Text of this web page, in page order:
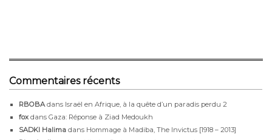
Commentaires récents
RBOBA dans Israël en Afrique, à la quête d’un paradis perdu 2
fox dans Gaza: Réponse à Ziad Medoukh
SADKI Halima dans Hommage à Madiba, The Invictus [1918 – 2013]